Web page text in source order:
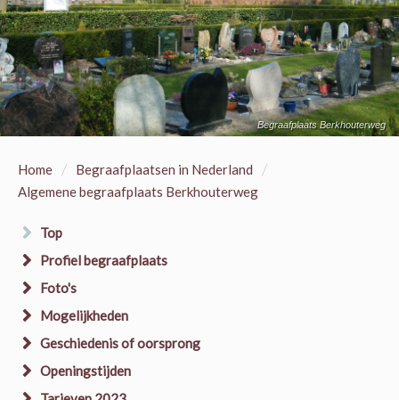
Begraafplaats Berkhouterweg
Home / Begraafplaatsen in Nederland /
Algemene begraafplaats Berkhouterweg
Top
Profiel begraafplaats
Foto's
Mogelijkheden
Geschiedenis of oorsprong
Openingstijden